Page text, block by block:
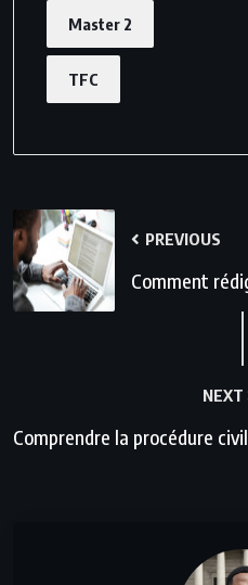
Master 2
TFC
PREVIOUS
Comment
NEXT
Comprendre la procédure